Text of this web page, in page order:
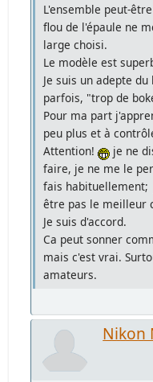
L'ensemble peut-
flou de l'épaule ne
large choisi.
Le modèle est
Je suis un adepte
parfois, "trop de
Pour ma part
peu plus et à
Attention!
je ne
faire, je ne me le
fais habituellement;
être pas le meilleur
Je suis d'accord.
Ca peut sonner
mais c'est vrai.
amateurs.
Nikon